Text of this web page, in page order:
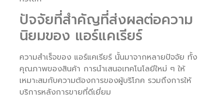
ปัจจัยที่สำคัญที่ส่งผลต่อความ
นิยมของ แอร์แคเรียร์
ความสำเร็จของ แอร์แคเรียร์ นั้นมาจากหลายปัจจัย ทั้ง
คุณภาพของสินค้า การนำเสนอเทคโนโลยีใหม่ ๆ ให้
เหมาะสมกับความต้องการของผู้บริโภค รวมถึงการให้
บริการหลังการขายที่ดีเยี่ยม